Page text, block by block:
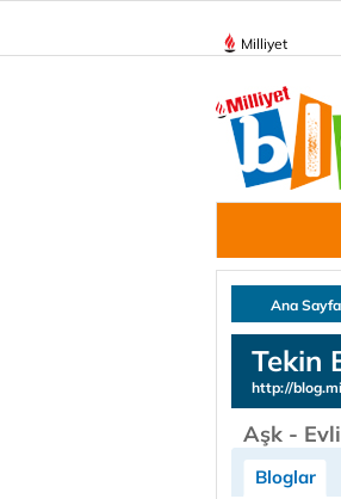
Milliyet
Ana
Tekin
http://
Aşk -
Bloglar